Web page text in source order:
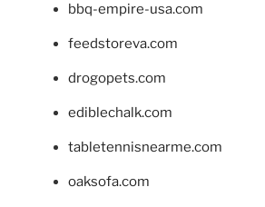
bbq-empire-usa.com
feedstoreva.com
drogopets.com
ediblechalk.com
tabletennisnearme.com
oaksofa.com